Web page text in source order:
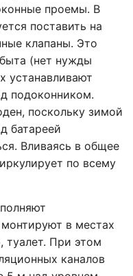
проемы. В
поставить на
клапаны. Это
(нет нужды
устанавливают
подоконником.
поскольку зимой
батареей
Вливаясь в общее
по всему
в местах
туалет. При этом
каналов